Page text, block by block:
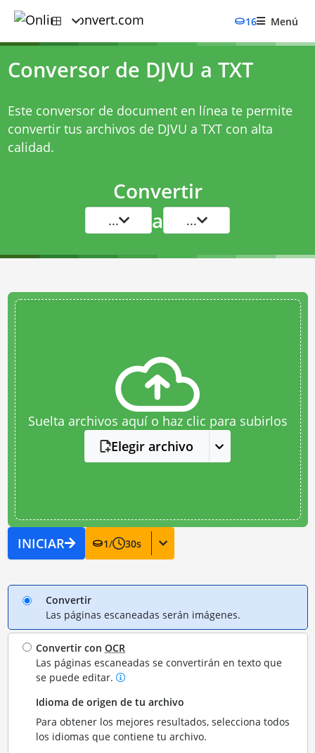
16 Menú
Conversor de DJVU a TXT
Este conversor de document en línea te permite
convertir tus archivos de DJVU a TXT con alta
calidad.
Convertir
... a ...
Suelta archivos aquí o haz clic para subirlos
Elegir archivo
INICIAR 1/ 30s
Convertir
Las páginas escaneadas serán imágenes.
Convertir conOCR
Las páginas escaneadas se convertirán en texto que
se puede editar.
Idioma de origen de tu archivo
Para obtener los mejores resultados, selecciona todos
los idiomas que contiene tu archivo.